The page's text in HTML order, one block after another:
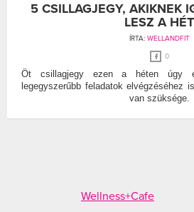
5 CSILLAGJEGY, AKIKNEK
LESZ A HÉT
ÍRTA: WELLANDFIT
0
Öt csillagjegy ezen a héten úgy
legegyszerűbb feladatok elvégzéséhez
van szüksége.
Wellness+Cafe